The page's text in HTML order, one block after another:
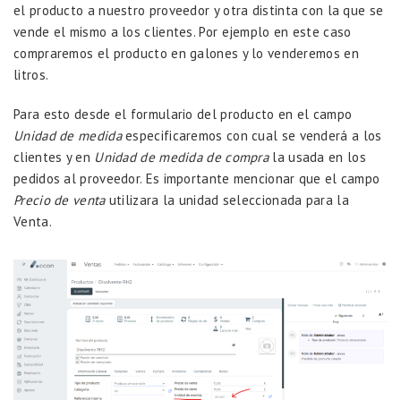
el producto a nuestro proveedor y otra distinta con la que se
vende el mismo a los clientes. Por ejemplo en este caso
compraremos el producto en galones y lo venderemos en
litros.
Para esto desde el formulario del producto en el campo
Unidad de medidaespecificaremos con cual se venderá a los
clientes y en Unidad de medida de comprala usada en los
pedidos al proveedor. Es importante mencionar que el campo
Precio de ventautilizara la unidad seleccionada para la
Venta.